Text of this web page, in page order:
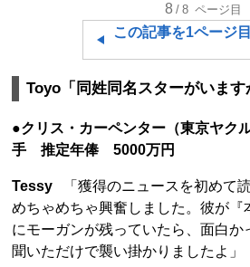
8 /8 ページ目
この記事を1ページ
Toyo「同姓同名スターがいます
●クリス・カーペンター（東京ヤ
手 推定年俸 5000万円
Tessy 「獲得のニュースを初めて
めちゃめちゃ興奮しました。彼が『
にモーガンが残っていたら、面白
聞いただけで襲い掛かりましたよ」